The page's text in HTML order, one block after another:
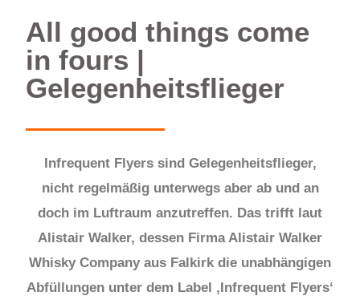
All good things come
in fours |
Gelegenheitsflieger
Infrequent Flyers sind Gelegenheitsflieger,
nicht regelmäßig unterwegs aber ab und an
doch im Luftraum anzutreffen. Das trifft laut
Alistair Walker, dessen Firma Alistair Walker
Whisky Company aus Falkirk die unabhängigen
Abfüllungen unter dem Label ‚Infrequent Flyers‘